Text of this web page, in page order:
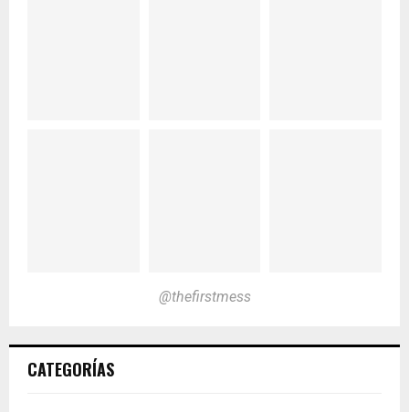
@thefirstmess
CATEGORÍAS